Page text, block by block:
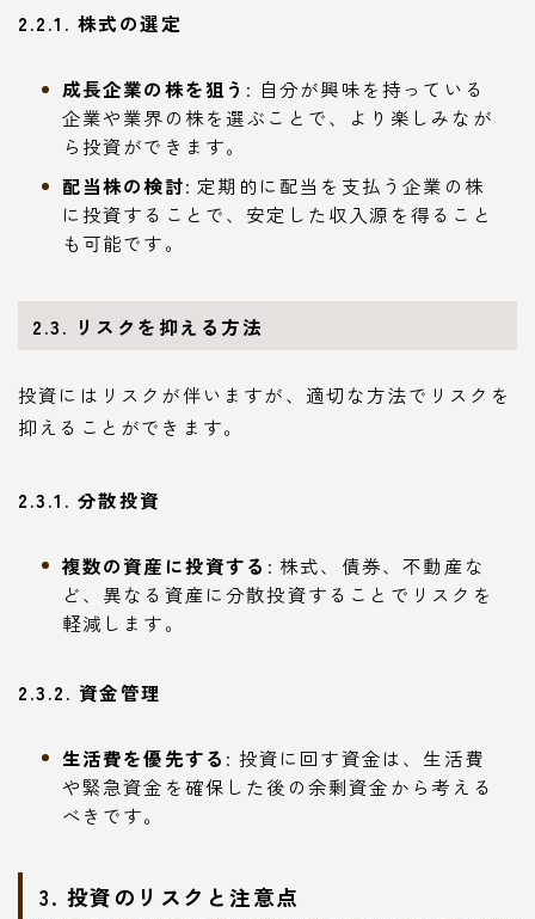
2.2.1. 株式の選定
成長企業の株を狙う : 自分が興味を持っている
企業や業界の株を選ぶことで、より楽しみなが
ら投資ができます。
配当株の検討: 定期的に配当を支払う企業の株
に投資することで、安定した収入源を得ること
も可能です。
2.3. リスクを抑える方法
投資にはリスクが伴いますが、適切な方法でリスクを
抑えることができます。
2.3.1. 分散投資
複数の資産に投資する : 株式、債券、不動産な
ど、異なる資産に分散投資することでリスクを
軽減します。
2.3.2. 資金管理
生活費を優先する : 投資に回す資金は、生活費
や緊急資金を確保した後の余剰資金から考える
べきです。
3. 投資のリスクと注意点